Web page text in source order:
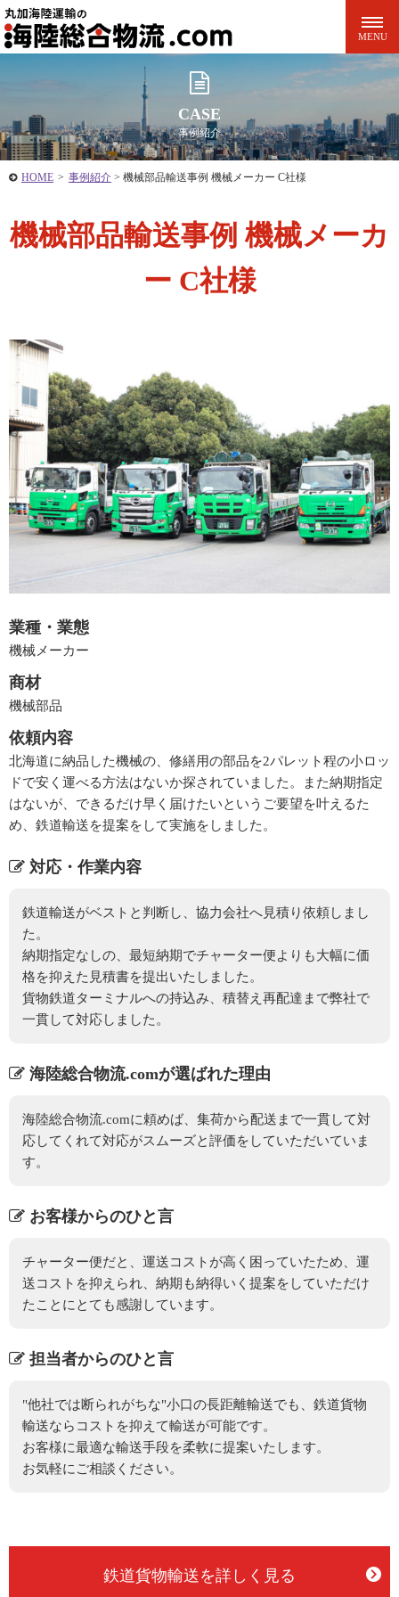
CASE
事例紹介
HOME > 事例紹介 > 機械部品輸送事例 機械メーカー C社様
機械部品輸送事例 機械メーカ
ー C社様
業種・業態
機械メーカー
商材
機械部品
依頼内容
北海道に納品した機械の、修繕用の部品を2パレット程の小ロッ
ドで安く運べる方法はないか探されていました。また納期指定
はないが、できるだけ早く届けたいというご要望を叶えるた
め、鉄道輸送を提案をして実施をしました。
対応・作業内容
鉄道輸送がベストと判断し、協力会社へ見積り依頼しまし
た。
納期指定なしの、最短納期でチャーター便よりも大幅に価
格を抑えた見積書を提出いたしました。
貨物鉄道ターミナルへの持込み、積替え再配達まで弊社で
一貫して対応しました。
海陸総合物流.comが選ばれた理由
海陸総合物流.comに頼めば、集荷から配送まで一貫して対
応してくれて対応がスムーズと評価をしていただいていま
す。
お客様からのひと言
チャーター便だと、運送コストが高く困っていたため、運
送コストを抑えられ、納期も納得いく提案をしていただけ
たことにとても感謝しています。
担当者からのひと言
"他社では断られがちな"小口の長距離輸送でも、鉄道貨物
輸送ならコストを抑えて輸送が可能です。
お客様に最適な輸送手段を柔軟に提案いたします。
お気軽にご相談ください。
鉄道貨物輸送を詳しく見る